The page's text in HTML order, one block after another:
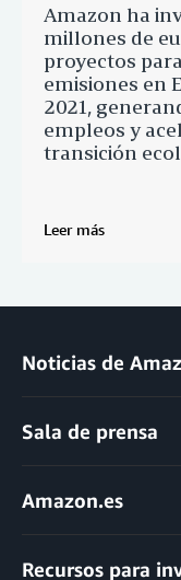
Amazon ha
millones de
proyectos
emisiones en
2021,
empleos y
transición
Leer más
Noticias de
Sala de prensa
Amazon.es
Recursos para